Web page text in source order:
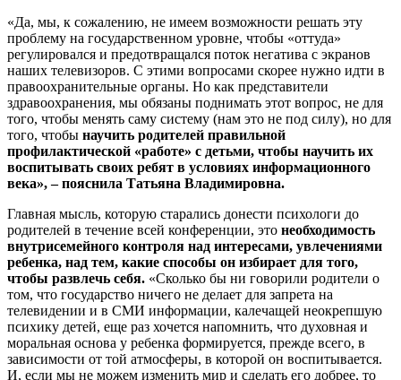
«Да, мы, к сожалению, не имеем возможности решать эту
проблему на государственном уровне, чтобы «оттуда»
регулировался и предотвращался поток негатива с экранов
наших телевизоров. С этими вопросами скорее нужно идти в
правоохранительные органы. Но как представители
здравоохранения, мы обязаны поднимать этот вопрос, не для
того, чтобы менять саму систему (нам это не под силу), но для
того, чтобы научить родителей правильной
профилактической «работе» с детьми, чтобы научить их
воспитывать своих ребят в условиях информационного
века», – пояснила Татьяна Владимировна.
Главная мысль, которую старались донести психологи до
родителей в течение всей конференции, это необходимость
внутрисемейного контроля над интересами, увлечениями
ребенка, над тем, какие способы он избирает для того,
чтобы развлечь себя. «Сколько бы ни говорили родители о
том, что государство ничего не делает для запрета на
телевидении и в СМИ информации, калечащей неокрепшую
психику детей, еще раз хочется напомнить, что духовная и
моральная основа у ребенка формируется, прежде всего, в
зависимости от той атмосферы, в которой он воспитывается.
И, если мы не можем изменить мир и сделать его добрее, то